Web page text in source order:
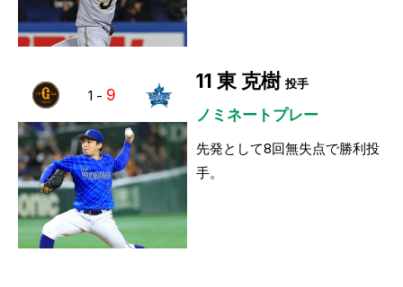
1 - 9
11 東 克樹 投手
ノミネートプレー
先発として8回無失点で勝利投
手。